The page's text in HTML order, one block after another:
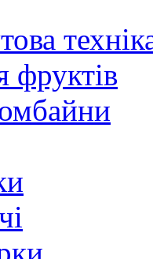
фруктів